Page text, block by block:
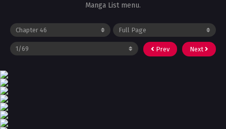
Manga List menu.
Prev Next